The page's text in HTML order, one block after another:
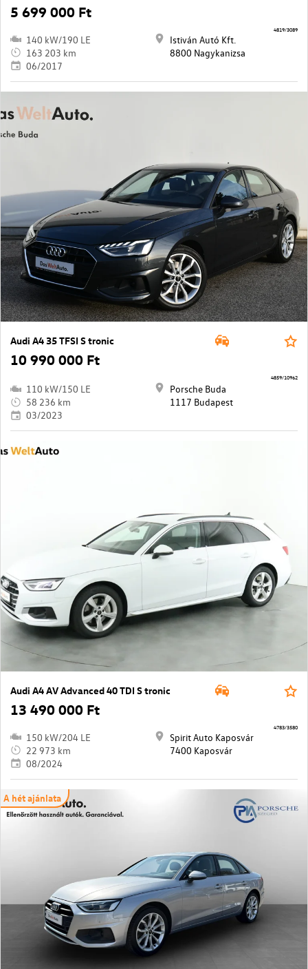
5 699 000 Ft
140 kW/190 LE
163 203 km
06/2017
Istiván Autó Kft.
8800 Nagykanizsa
4819/3089
Audi A4 35 TFSI S tronic
10 990 000 Ft
110 kW/150 LE
58 236 km
03/2023
Porsche Buda
1117 Budapest
4859/10962
Audi A4 AV Advanced 40 TDI S tronic
13 490 000 Ft
150 kW/204 LE
22 973 km
08/2024
Spirit Auto Kaposvár
7400 Kaposvár
4783/3580
A hét ajánlata